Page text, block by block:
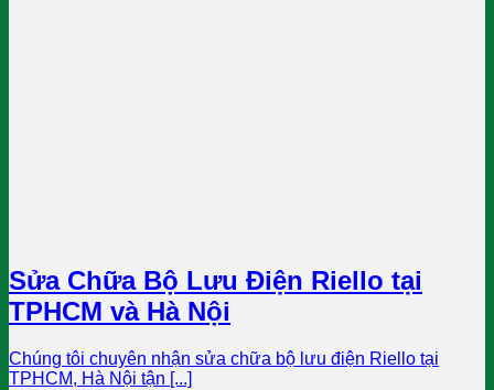
Sửa Chữa Bộ Lưu Điện Riello tại
TPHCM và Hà Nội
Chúng tôi chuyên nhận sửa chữa bộ lưu điện Riello tại
TPHCM, Hà Nội tận [...]